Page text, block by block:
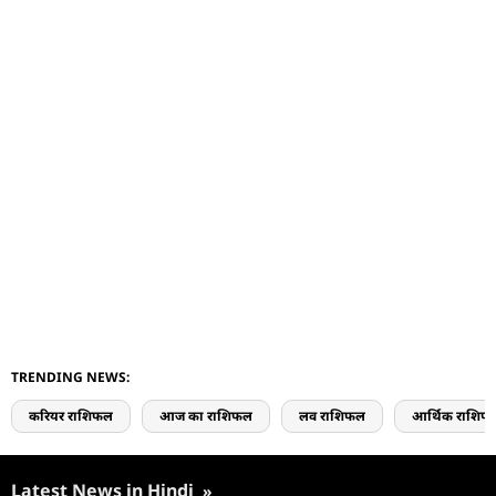
TRENDING NEWS:
करियर राशिफल आज का राशिफल लव राशिफल आर्थिक
Latest News in Hindi »